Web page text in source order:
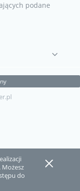
. Możesz
do
podane